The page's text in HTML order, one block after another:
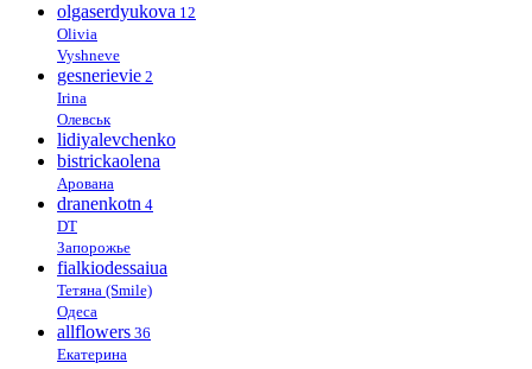
olgaserdyukova 12
Olivia
Vyshneve
gesnerievie 2
Irina
Олевськ
lidiyalevchenko
bistrickaolena
Арована
dranenkotn 4
DT
Запорожье
fialkiodessaiua
Тетяна (Smile)
Одеса
allflowers 36
Екатерина